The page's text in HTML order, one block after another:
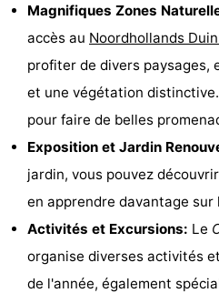
Bergen
De
Woudhoeve
Duinpark
Egmond
Duynvallei
Koningshof
-
Kustpark
Egmond
aan
Molengroet
-
Schoorlse
Magnifiques Zones
accès au Noordhollands
profiter de divers paysages,
et une végétation
pour faire de belles
Exposition et Jardin
jardin, vous pouvez
en apprendre davantage
Activités et Excursions: Le
organise diverses activités
de l'année, également